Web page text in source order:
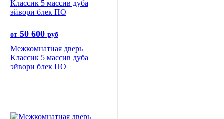
от 50 600 руб
Межкомнатная дверь
Классик 5 массив дуба
эйвори блек ПО